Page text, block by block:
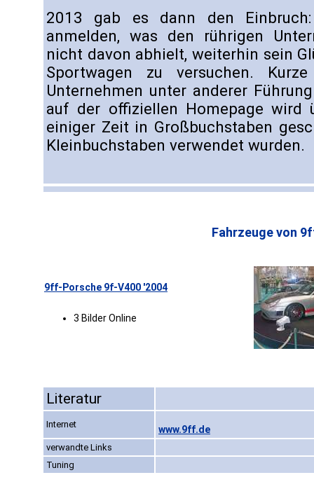
2013 gab es dann den
anmelden, was den rührigen
nicht davon abhielt, weiterhin sein
Sportwagen zu versuchen.
Unternehmen unter anderer
auf der offiziellen Homepage wird
einiger Zeit in Großbuchstaben
Kleinbuchstaben verwendet wurden.
Fahrzeuge von
9ff-Porsche 9f-V400 '2004
3 Bilder Online
Literatur
Internet www.9ff.de
verwandte Links
Tuning